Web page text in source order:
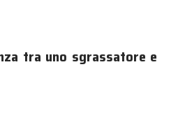
tra uno sgrassatore e